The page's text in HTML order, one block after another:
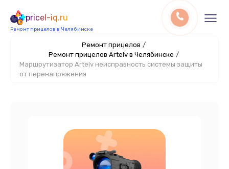
pricel-iq.ru
Ремонт прицелов в Челябинске
Ремонт прицелов /
Ремонт прицелов Artelv в Челябинске /
Маршрутизатор Artelv неисправность системы защиты
от перенапряжения